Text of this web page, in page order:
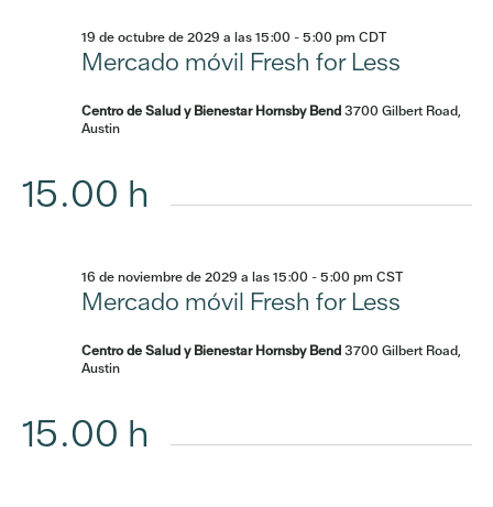
Mercado móvil Fresh for Less
19 de octubre de 2029 a las 15:00-5:00 pm CDT
Centro de Salud y Bienestar Hornsby Bend3700 Gilbert Road,
Austin
15.00 h
Mercado móvil Fresh for Less
16 de noviembre de 2029 a las 15:00-5:00 pm CST
Centro de Salud y Bienestar Hornsby Bend3700 Gilbert Road,
Austin
15.00 h